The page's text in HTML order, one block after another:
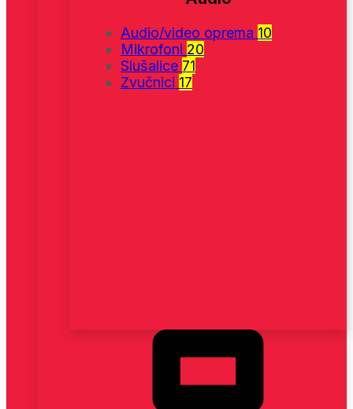
Audio/video oprema 10
Mikrofoni 20
Slušalice 71
Zvučnici 17